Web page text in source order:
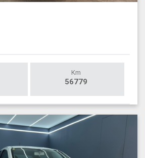
Km
56779